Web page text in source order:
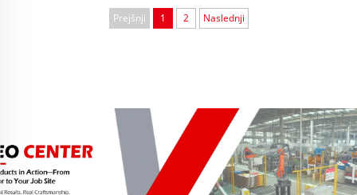
Prejšnji 1 2 Naslednji